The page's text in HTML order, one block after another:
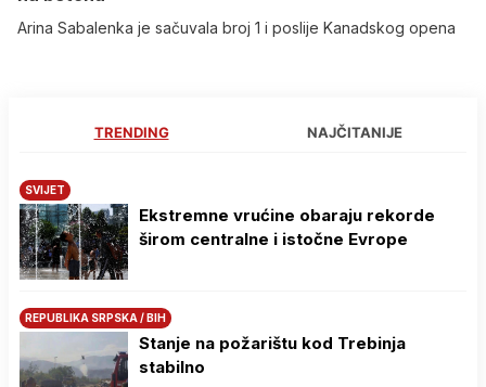
Arina Sabalenka je sačuvala broj 1 i poslije Kanadskog opena
TRENDING NAJČITANIJE
SVIJET
Ekstremne vrućine obaraju rekorde
širom centralne i istočne Evrope
REPUBLIKA SRPSKA / BIH
Stanje na požarištu kod Trebinja
stabilno